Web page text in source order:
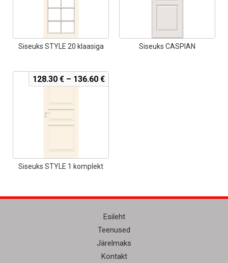
Siseuks STYLE 20 klaasiga Siseuks CASPIAN
Siseuks STYLE 1 komplekt
128.30 € – 136.60 €
Esileht
Teenused
Järelmaks
Kontakt